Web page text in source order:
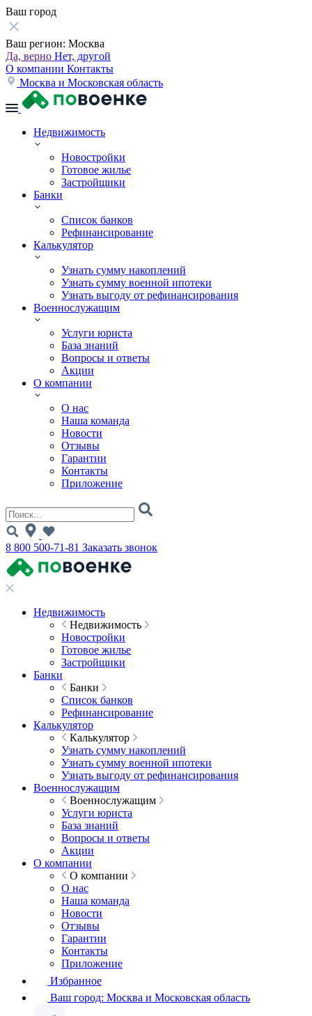
Ваш город
Ваш регион: Москва
Да, верно Нет, другой
О компании Контакты
Москва и Московская область
Недвижимость
Новостройки
Готовое жилье
Застройщики
Банки
Список банков
Рефинансирование
Калькулятор
Узнать сумму накоплений
Узнать сумму военной ипотеки
Узнать выгоду от рефинансирования
Военнослужащим
Услуги юриста
База знаний
Вопросы и ответы
Акции
О компании
О нас
Наша команда
Новости
Отзывы
Гарантии
Контакты
Приложение
8 800 500-71-81 Заказать звонок
Недвижимость
Недвижимость
Новостройки
Готовое жилье
Застройщики
Банки
Банки
Список банков
Рефинансирование
Калькулятор
Калькулятор
Узнать сумму накоплений
Узнать сумму военной ипотеки
Узнать выгоду от рефинансирования
Военнослужащим
Военнослужащим
Услуги юриста
База знаний
Вопросы и ответы
Акции
О компании
О компании
О нас
Наша команда
Новости
Отзывы
Гарантии
Контакты
Приложение
Избранное
Ваш город: Москва и Московская область